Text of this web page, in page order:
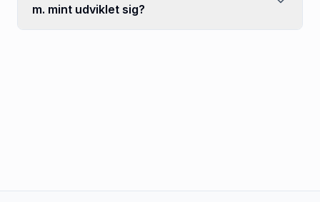
m. mint udviklet sig?